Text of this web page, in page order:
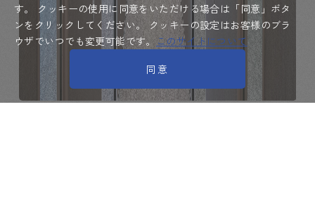
す。
クッキーの使用に同意をいただける場合は「同意」ボタ
ンをクリックしてください。 クッキーの設定はお客様のブラ
ウザでいつでも変更可能です。このサイトについて
同意